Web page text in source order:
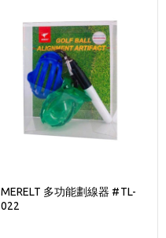
MERELT 多功能劃線器 #TL-
022